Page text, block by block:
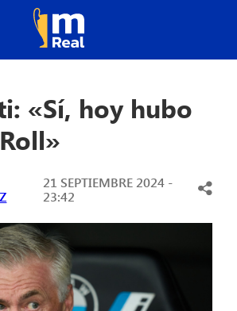
«Sí, hoy hubo
21 SEPTIEMBRE 2024 -
23:42